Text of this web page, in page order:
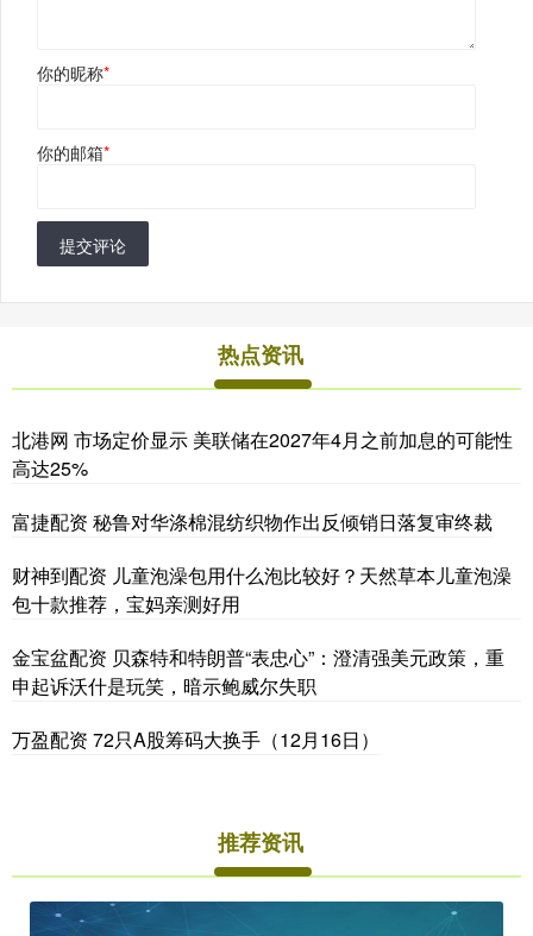
你的昵称*
你的邮箱*
提交评论
热点资讯
北港网 市场定价显示 美联储在2027年4月之前加息的可能性
高达25%
富捷配资 秘鲁对华涤棉混纺织物作出反倾销日落复审终裁
财神到配资 儿童泡澡包用什么泡比较好？天然草本儿童泡澡
包十款推荐，宝妈亲测好用
金宝盆配资 贝森特和特朗普“表忠心”：澄清强美元政策，重
申起诉沃什是玩笑，暗示鲍威尔失职
万盈配资 72只A股筹码大换手（12月16日）
推荐资讯